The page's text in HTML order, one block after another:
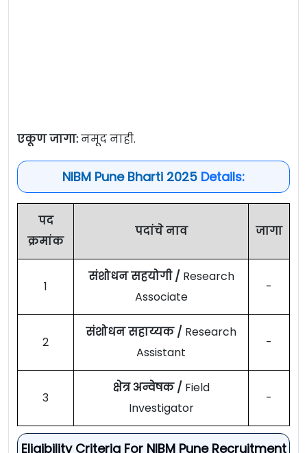
एकूण जागा:नमूद नाही.
NIBM Pune Bharti 2025 Details:
पद
क्रमांक
पदांचे नाव जागा
1
संशोधन सहयोगी / Research
Associate
-
2
संशोधन सहाय्यक / Research
Assistant
-
3
क्षेत्र अन्वेषक / Field
Investigator
-
Eligibility Criteria For NIBM Pune Recruitment